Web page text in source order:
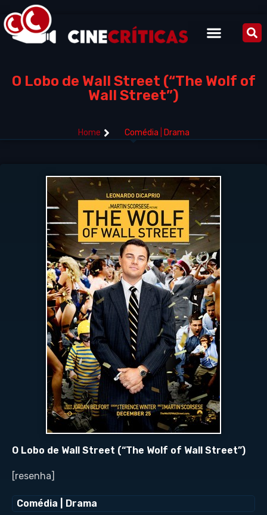
O Lobo de Wall Street (“The Wolf of
Wall Street”)
Home Comédia Drama
O Lobo de Wall Street (“The Wolf of Wall Street”)
[resenha]
Comédia Drama